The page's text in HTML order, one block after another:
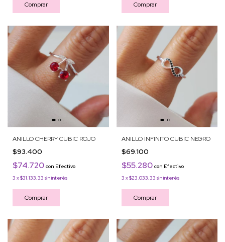
Comprar Comprar
ANILLO CHERRY CUBIC ROJO
$93.400
$74.720 con Efectivo
3 x$31.133,33 sin interés
Comprar
ANILLO INFINITO CUBIC NEGRO
$69.100
$55.280 con Efectivo
3 x$23.033,33 sin interés
Comprar